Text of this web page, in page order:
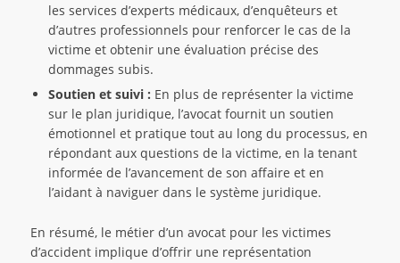
les services d’experts médicaux, d’enquêteurs et
d’autres professionnels pour renforcer le cas de la
victime et obtenir une évaluation précise des
dommages subis.
Soutien et suivi : En plus de représenter la victime
sur le plan juridique, l’avocat fournit un soutien
émotionnel et pratique tout au long du processus, en
répondant aux questions de la victime, en la tenant
informée de l’avancement de son affaire et en
l’aidant à naviguer dans le système juridique.
En résumé, le métier d’un avocat pour les victimes
d’accident implique d’offrir une représentation